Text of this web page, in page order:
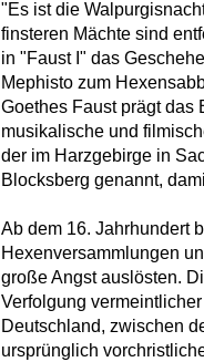
"Es ist die
finsteren Mächte sind
in "Faust I" das
Mephisto zum
Goethes Faust prägt das
musikalische und
der im Harzgebirge in
Blocksberg genannt,
Ab dem 16. Jahrhundert
Hexenversammlungen
große Angst auslösten.
Verfolgung
Deutschland, zwischen
ursprünglich